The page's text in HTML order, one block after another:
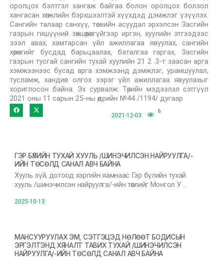
оролцох бэлтгэл хангаж байгаа болон оролцох болзол
хангасан хөгжлийн бэрхшээлтэй хүүхдэд дэмжлэг үзүүлэх.
Сангийн талаар санхүү, төсвийн асуудал эрхэлсэн Засгийн
газрын гишүүний зөвшөөрөлгүйгээр иргэн, хуулийн этгээдээс
зээл авах, хамтарсан үйл ажиллагаа явуулах, сангийн
хөрөнгийг бусдад барьцаалах, баталгаа гаргах, Засгийн
газрын тусгай сангийн тухай хуулийн 21 2 .3-т заасан арга
хэмжээнээс бусад арга хэмжээнд дэмжлэг, урамшуулал,
тусламж, хандив олгох зэрэг үйл ажиллагаа явуулахыг
хориглосон байна. Эх сурвалж: Төрийн мэдээлэл сэтгүүл
2021 оны 11 сарын 25-ны өдрийн №44 /1194/ дугаар
2021-12-03
6
ГЭР БҮЛИЙН ТУХАЙ ХУУЛЬ /ШИНЭЧИЛСЭН НАЙРУУЛГА/-
ИЙН ТӨСӨЛД САНАЛ АВЧ БАЙНА
Хууль зүй, дотоод хэргийн яамнаас Гэр бүлийн тухай
хууль /шинэчилсэн найруулга/-ийн төслийг Монгол У …
2025-10-13
МАНСУУРУУЛАХ ЭМ, СЭТГЭЦЭД НӨЛӨӨТ БОДИСЫН
ЭРГЭЛТЭНД ХЯНАЛТ ТАВИХ ТУХАЙ /ШИНЭЧИЛСЭН
НАЙРУУЛГА/-ИЙН ТӨСӨЛД САНАЛ АВЧ БАЙНА